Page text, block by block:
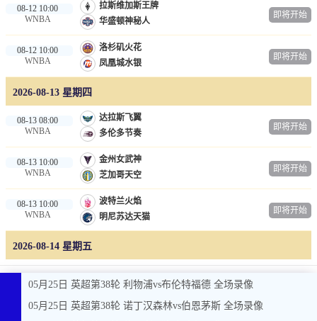
08-12 10:00
WNBA
拉斯维加斯王牌
华盛顿神秘人
即将开始
08-12 10:00
WNBA
洛杉矶火花
凤凰城水银
即将开始
2026-08-13 星期四
08-13 08:00
WNBA
达拉斯飞翼
多伦多节奏
即将开始
08-13 10:00
WNBA
金州女武神
芝加哥天空
即将开始
08-13 10:00
WNBA
波特兰火焰
明尼苏达天猫
即将开始
2026-08-14 星期五
05月25日 英超第38轮 利物浦vs布伦特福德 全场录像
05月25日 英超第38轮 诺丁汉森林vs伯恩茅斯 全场录像